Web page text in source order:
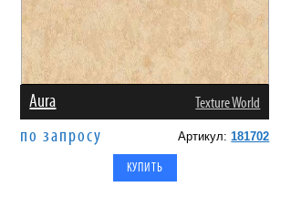
Aura Texture World
по запросу Артикул:181702